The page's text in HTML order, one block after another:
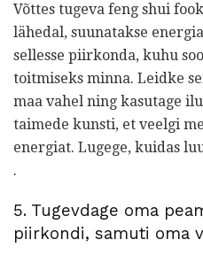
Võttes tugeva feng shui
lähedal, suunatakse
sellesse piirkonda, kuhu
toitmiseks minna. Leidke
maa vahel ning kasutage
taimede kunsti, et veelgi
energiat. Lugege, kuidas
.
5. Tugevdage oma
piirkondi, samuti oma